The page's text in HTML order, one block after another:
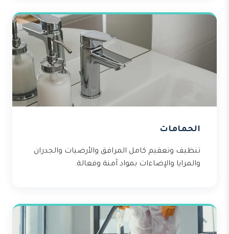
الحمامات
تنظيف وتعقيم كامل المرافق والأرضيات والجدران
والمرايا والإضاءات بمواد آمنة وفعالة.